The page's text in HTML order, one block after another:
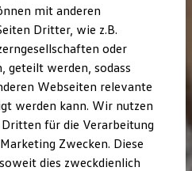
mit anderen
Dritter, wie z.B.
oder
geteilt werden, sodass
Webseiten relevante
werden kann. Wir nutzen
für die Verarbeitung
Zwecken. Diese
dies zweckdienlich